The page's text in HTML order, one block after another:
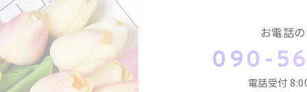
お電話
090-
電話受付